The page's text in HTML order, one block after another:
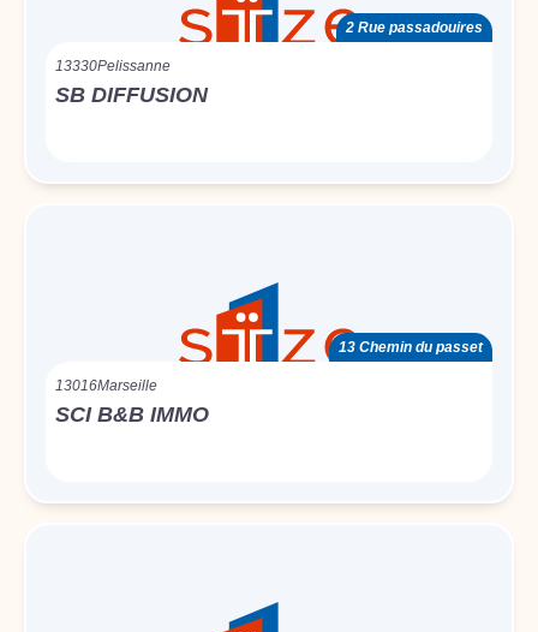
2 Rue passadouires
13330Pelissanne
SB DIFFUSION
13 Chemin du passet
13016Marseille
SCI B&B IMMO